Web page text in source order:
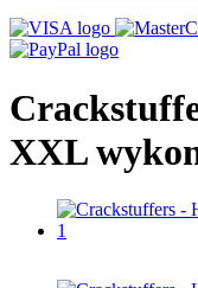
XXL